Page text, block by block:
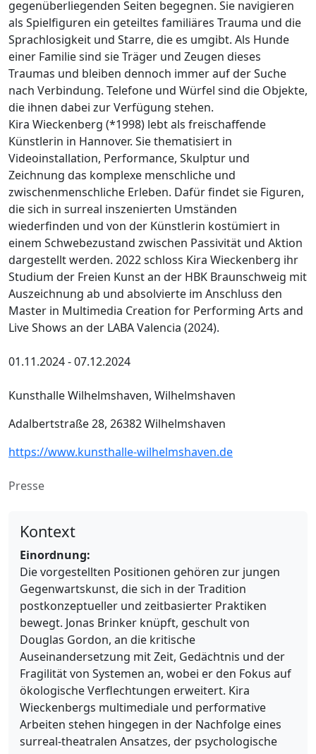
gegenüberliegenden Seiten begegnen. Sie navigieren
als Spielfiguren ein geteiltes familiäres Trauma und die
Sprachlosigkeit und Starre, die es umgibt. Als Hunde
einer Familie sind sie Träger und Zeugen dieses
Traumas und bleiben dennoch immer auf der Suche
nach Verbindung. Telefone und Würfel sind die Objekte,
die ihnen dabei zur Verfügung stehen.
Kira Wieckenberg (*1998) lebt als freischaffende
Künstlerin in Hannover. Sie thematisiert in
Videoinstallation, Performance, Skulptur und
Zeichnung das komplexe menschliche und
zwischenmenschliche Erleben. Dafür findet sie Figuren,
die sich in surreal inszenierten Umständen
wiederfinden und von der Künstlerin kostümiert in
einem Schwebezustand zwischen Passivität und Aktion
dargestellt werden. 2022 schloss Kira Wieckenberg ihr
Studium der Freien Kunst an der HBK Braunschweig mit
Auszeichnung ab und absolvierte im Anschluss den
Master in Multimedia Creation for Performing Arts and
Live Shows an der LABA Valencia (2024).
01.11.2024 - 07.12.2024
Kunsthalle Wilhelmshaven, Wilhelmshaven
Adalbertstraße 28, 26382 Wilhelmshaven
https://www.kunsthalle-wilhelmshaven.de
Presse
Kontext
Einordnung:
Die vorgestellten Positionen gehören zur jungen
Gegenwartskunst, die sich in der Tradition
postkonzeptueller und zeitbasierter Praktiken
bewegt. Jonas Brinker knüpft, geschult von
Douglas Gordon, an die kritische
Auseinandersetzung mit Zeit, Gedächtnis und der
Fragilität von Systemen an, wobei er den Fokus auf
ökologische Verflechtungen erweitert. Kira
Wieckenbergs multimediale und performative
Arbeiten stehen hingegen in der Nachfolge eines
surreal-theatralen Ansatzes, der psychologische